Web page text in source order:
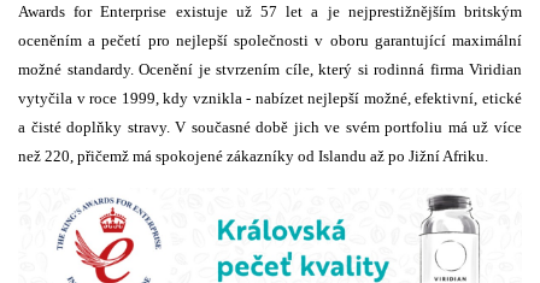
Awards for Enterprise existuje už 57 let a je nejprestižnějším britským
oceněním a pečetí pro nejlepší společnosti v oboru garantující maximální
možné standardy. Ocenění je stvrzením cíle, který si rodinná firma Viridian
vytyčila v roce 1999, kdy vznikla - nabízet nejlepší možné, efektivní, etické
a čisté doplňky stravy. V současné době jich ve svém portfoliu má už více
než 220, přičemž má spokojené zákazníky od Islandu až po Jižní Afriku.